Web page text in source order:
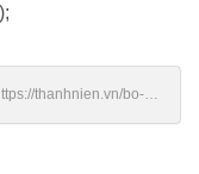
thanhnien.vn/bo-